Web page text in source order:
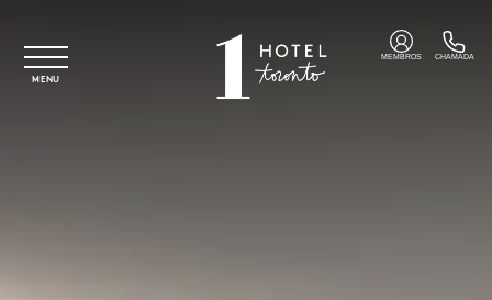
MENU
MEMBROS CHAMADA